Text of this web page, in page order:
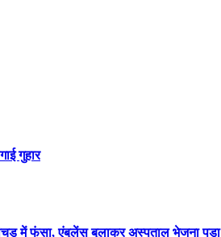
गुहार
में फंसा, एंबुलेंस बुलाकर अस्पताल भेजना पड़ा